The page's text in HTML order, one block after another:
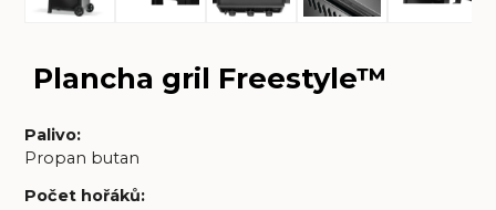
Plancha gril Freestyle™
Palivo:
Propan butan
Počet hořáků: